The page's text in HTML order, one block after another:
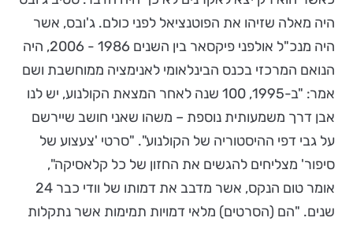
היה מאלה שזיהו את הפוטנציאל לפני כולם. ג'ובס, אשר
היה מנכ"ל אולפני פיקסאר בין השנים 1986 - 2006, היה
הנואם המרכזי בכנס הבינלאומי לאנימציה ממוחשבת ושם
אמר: "ב-1995, 100 שנה לאחר המצאת הקולנוע, יש לנו
אבן דרך משמעותית נוספת – משהו שאני חושב שיירשם
על גבי דפי ההיסטוריה של הקולנוע". "סרטי 'צעצוע של
סיפור' מצליחים להגשים את החזון של כל קלאסיקה",
אומר טום הנקס, אשר מדבב את דמותו של וודי כבר 24
שנים. "הם (הסרטים) מלאי דמויות תמימות אשר נתקלות